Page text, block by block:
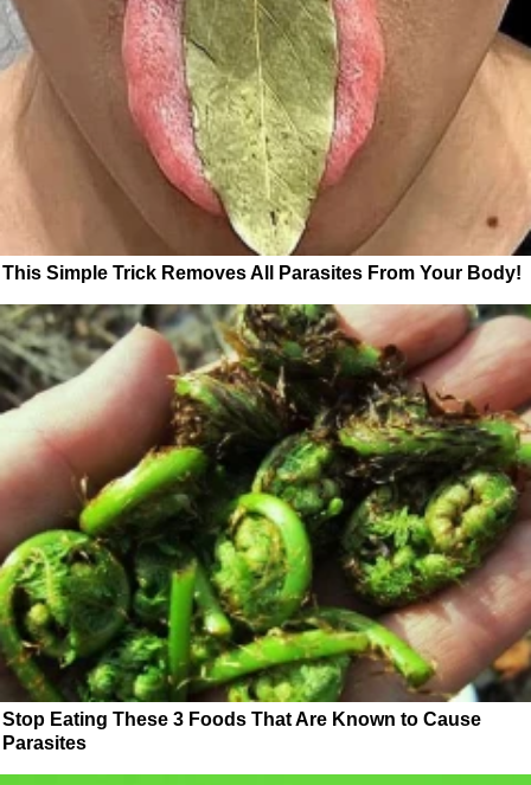
This Simple Trick Removes All Parasites From Your Body!
Stop Eating These 3 Foods That Are Known to Cause
Parasites